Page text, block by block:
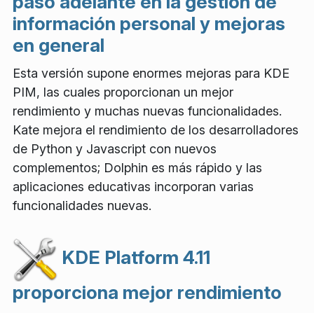
información personal y mejoras
en general
Esta versión supone enormes mejoras para KDE
PIM, las cuales proporcionan un mejor
rendimiento y muchas nuevas funcionalidades.
Kate mejora el rendimiento de los desarrolladores
de Python y Javascript con nuevos
complementos; Dolphin es más rápido y las
aplicaciones educativas incorporan varias
funcionalidades nuevas.
KDE Platform 4.11
proporciona mejor rendimiento